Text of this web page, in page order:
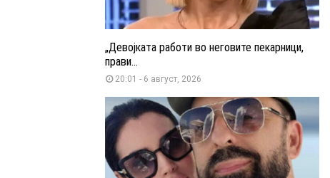
„Девојката работи во неговите пекарници,
прави...
20:01 - 6 август, 2026